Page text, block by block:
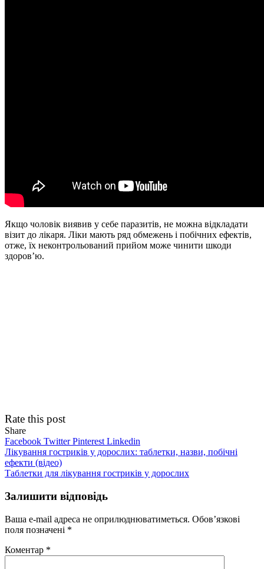
Якщо чоловік виявив у себе паразитів, не можна відкладати
візит до лікаря. Ліки мають ряд обмежень і побічних ефектів,
отже, їх неконтрольований прийом може чинити шкоди
здоров’ю.
Rate this post
Share
Facebook TwitterPinterest Linkedin
Навігація
записів
Лікування гостриків у дорослих: таблетки, назви, побічні
ефекти (відео)
Таблетки для лікування гостриків у дорослих
Залишити відповідь
Ваша e-mail адреса не оприлюднюватиметься. Обов’язкові
поля позначені *
Коментар *